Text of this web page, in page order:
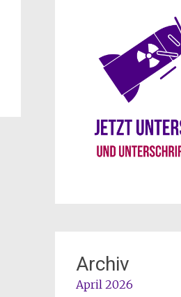
Archiv
April 2026